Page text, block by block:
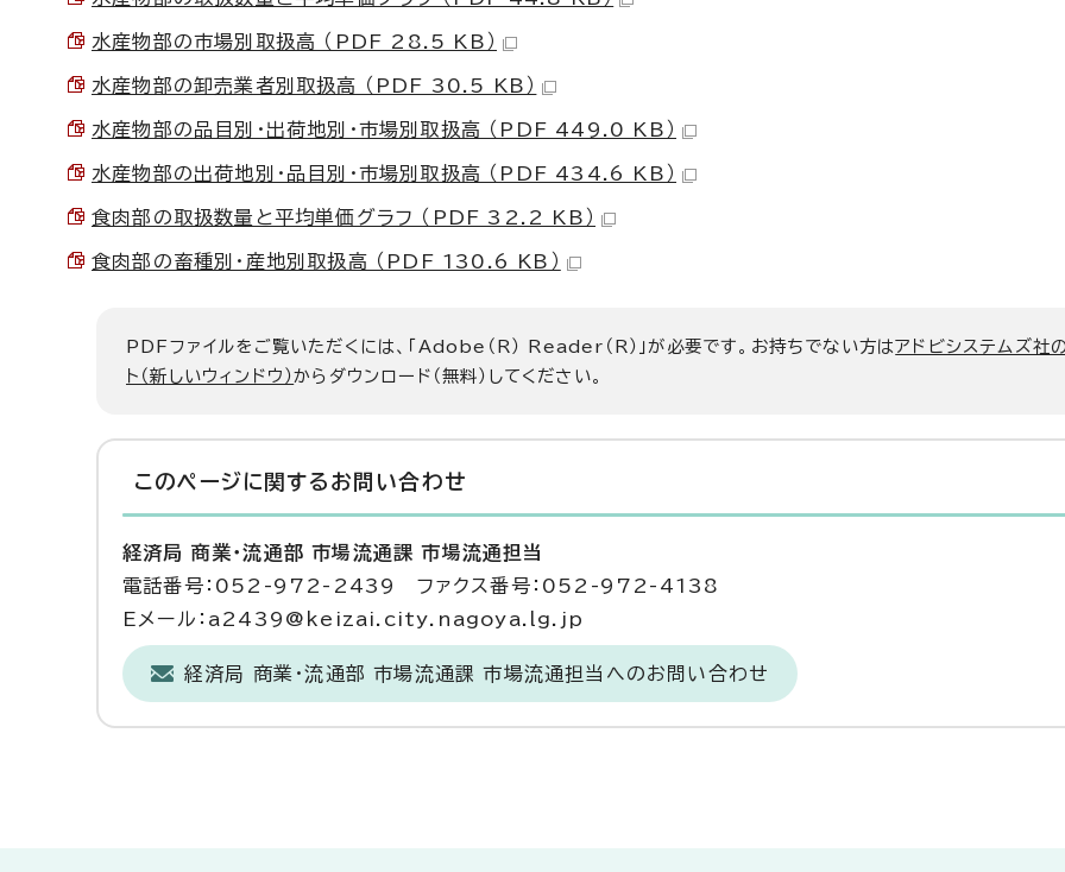
水産物部の市場別取扱高 （PDF 28.5 KB）
水産物部の卸売業者別取扱高 （PDF 30.5 KB）
水産物部の品目別・出荷地別・市場別取扱高 （PDF 449.0 KB）
水産物部の出荷地別・品目別・市場別取扱高 （PDF 434.6 KB）
食肉部の取扱数量と平均単価グラフ （PDF 32.2 KB）
食肉部の畜種別・産地別取扱高 （PDF 130.6 KB）
PDFファイルをご覧いただくには、「Adobe（R） Reader（R）」が必要です。お持ちでない方はアドビシステムズ社
ト（新しいウィンドウ）からダウンロード（無料）してください。
このページに関する お問い合わせ
経済局 商業・流通部 市場流通課 市場流通担当
電話番号：052-972-2439 ファクス番号：052-972-4138
Eメール：a2439@keizai.city.nagoya.lg.jp
経済局 商業・流通部 市場流通課 市場流通担当へのお問い合わせ